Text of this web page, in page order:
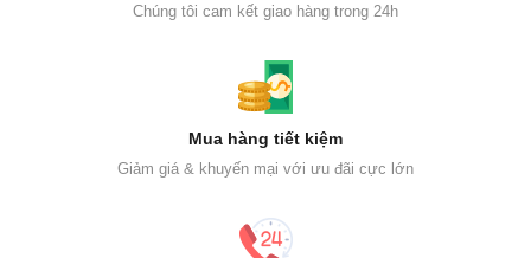
Chúng tôi cam kết giao hàng trong 24h
Mua hàng tiết kiệm
Giảm giá & khuyến mại với ưu đãi cực lớn